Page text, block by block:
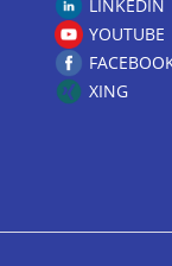
LINKEDIN
YOUTUBE
XING